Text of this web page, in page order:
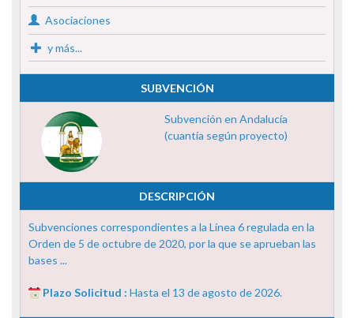
Asociaciones
y más...
SUBVENCIÓN
Subvención en Andalucía
(cuantía según proyecto)
DESCRIPCIÓN
Subvenciones correspondientes a la Línea 6 regulada en la
Orden de 5 de octubre de 2020, por la que se aprueban las
bases ...
Plazo Solicitud : Hasta el 13 de agosto de 2026.